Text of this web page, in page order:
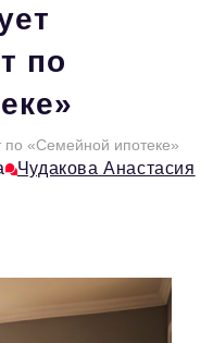
по
«Семейной ипотеке»
Чудакова Анастасия